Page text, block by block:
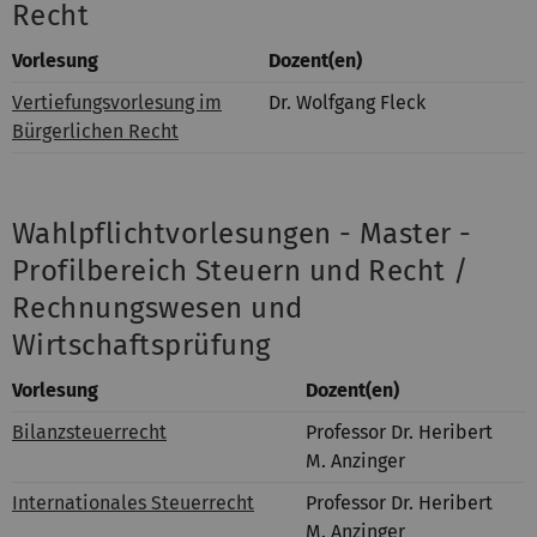
Recht
Vorlesung
Dozent(en)
Vertiefungsvorlesung im
Bürgerlichen Recht
Dr. Wolfgang Fleck
Wahlpflichtvorlesungen - Master -
Profilbereich Steuern und Recht /
Rechnungswesen und
Wirtschaftsprüfung
Vorlesung
Dozent(en)
Bilanzsteuerrecht
Professor Dr. Heribert
M. Anzinger
Internationales Steuerrecht
Professor Dr. Heribert
M. Anzinger